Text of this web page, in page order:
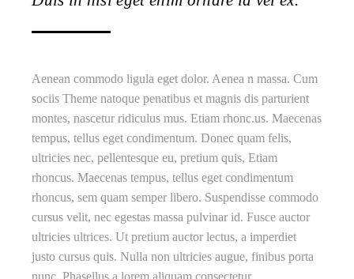
Aenean commodo ligula eget dolor. Aenea n massa. Cum
sociis Theme natoque penatibus et magnis dis parturient
montes, nascetur ridiculus mus. Etiam rhonc.us. Maecenas
tempus, tellus eget condimentum. Donec quam felis,
ultricies nec, pellentesque eu, pretium quis, Etiam
rhoncus. Maecenas tempus, tellus eget condimentum
rhoncus, sem quam semper libero. Suspendisse commodo
cursus velit, nec egestas massa pulvinar id. Fusce auctor
ultricies ultrices. Ut pretium auctor lectus, a imperdiet
justo cursus quis. Nulla non ultricies augue, finibus porta
nunc. Phasellus a lorem aliquam consectetur.